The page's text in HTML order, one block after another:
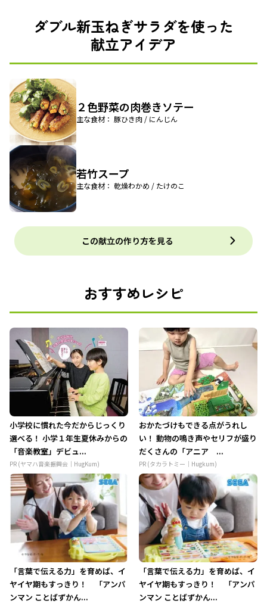
ダブル新玉ねぎサラダを使った
献立アイデア
２色野菜の肉巻きソテー
主な食材： 豚ひき肉 / にんじん
若竹スープ
主な食材： 乾燥わかめ / たけのこ
この献立の作り方を見る
おすすめレシピ
小学校に慣れた今だからじっくり
選べる！ 小学１年生夏休みからの
「音楽教室」デビュ...
PR (ヤマハ音楽振興会｜HugKum)
おかたづけもできる点がうれし
い！ 動物の鳴き声やセリフが盛り
だくさんの「アニア ...
PR (タカラトミー｜Hugkum)
「言葉で伝える力」を育めば、イ
ヤイヤ期もすっきり！ 「アンパ
ンマン ことばずかん...
「言葉で伝える力」を育めば、イ
ヤイヤ期もすっきり！ 「アンパ
ンマン ことばずかん...